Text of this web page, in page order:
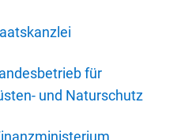
für
und Naturschutz